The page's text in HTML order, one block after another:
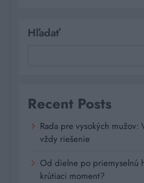
Hľadať
Recent Posts
Rada pre vysokých mužov:
vždy riešenie
Od dielne po priemyselnú
krútiaci moment?